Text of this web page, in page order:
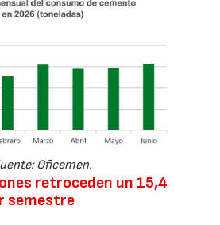
Oficemen.
retroceden un 15,4
semestre